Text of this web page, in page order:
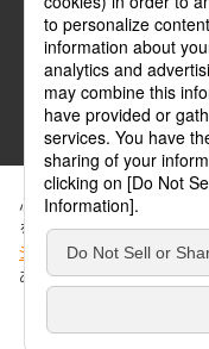
ABJマークは、この電子書店・電
得た正規版配信サービスである
ABJマークの詳細、ABJマークを
ぶんか社が運営するサイト
を使用しています。 当社
シー
」をご覧ください。当
ありません。